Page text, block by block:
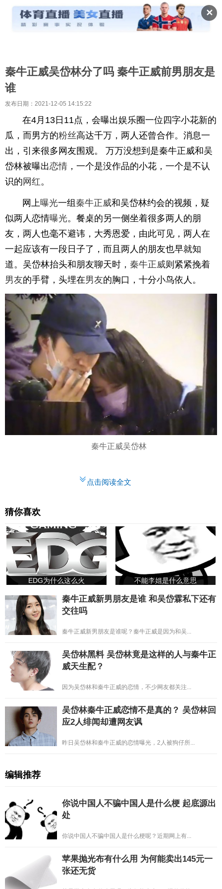
✕
秦牛正威吴岱林分了吗 秦牛正威前男朋友是
谁
发布日期：2021-12-05 14:15:22
在4月13日11点，会曝出娱乐圈一位四字小花新的
瓜，而男方的粉丝高达千万，两人还曾合作。消息一
出，引来很多网友围观。 万万没想到是秦牛正威和吴
岱林被曝出恋情 ，一个是没作品的小花，一个是不认
识的 网红。
网上曝光一组秦牛正威和吴岱林约会的视频，疑
似两人恋情曝光。餐桌的另一侧坐着很多两人的朋
友，两人也毫不避讳，大秀恩爱，由此可见，两人在
一起应该有一段日子了，而且两人的朋友也早就知
道。吴岱林抬头和朋友聊天时， 秦牛正威则紧紧挽着
男友的手臂，头埋在男友的胸口，十分小鸟依人。
秦牛正威吴岱林
点击阅读全文
猜你喜欢
EDG为什么这么火 不能李姐是什么意思
秦牛正威新男朋友是谁 和吴岱霖私下还有
交往吗
秦牛正威新男朋友是谁呢？秦牛正威是因为和吴...
吴岱林黑料 吴岱林竟是这样的人与秦牛正
威天生配？
因为吴岱林和秦牛正威的恋情，不少网友都关注...
吴岱林秦牛正威恋情不是真的？ 吴岱林回
应2人绯闻却遭网友讽
昨日吴岱林和秦牛正威的恋情曝光，2人被狗仔所...
编辑推荐
你说中国人不骗中国人是什么梗 起底源出
处
你说中国人不骗中国人是什么梗呢？近期网上有...
苹果抛光布有什么用 为何能卖出145元一
张还无货